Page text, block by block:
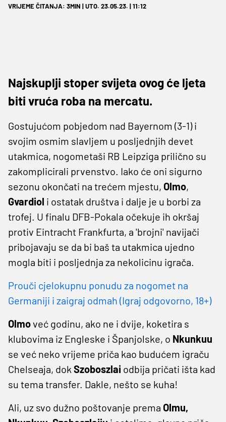
VRIJEME ČITANJA: 3MIN | UTO. 23.05.23. | 11:12
Najskuplji stoper svijeta ovog će ljeta
biti vruća roba na mercatu.
Gostujućom pobjedom nad Bayernom (3-1) i
svojim osmim slavljem u posljednjih devet
utakmica, nogometaši RB Leipziga prilično su
zakomplicirali prvenstvo. Iako će oni sigurno
sezonu okončati na trećem mjestu, Olmo,
Gvardiol i ostatak društva i dalje je u borbi za
trofej. U finalu DFB-Pokala očekuje ih okršaj
protiv Eintracht Frankfurta, a 'brojni' navijači
pribojavaju se da bi baš ta utakmica ujedno
mogla biti i posljednja za nekolicinu igrača.
Prouči cjelokupnu ponudu za nogomet na
Germaniji i zaigraj odmah (Igraj odgovorno, 18+)
Olmoveć godinu, ako ne i dvije, koketira s
klubovima iz Engleske i Španjolske, o Nkunkuu
se već neko vrijeme priča kao budućem igraču
Chelseaja, dok Szoboszlai odbija pričati išta kad
su tema transfer. Dakle, nešto se kuha!
Ali, uz svo dužno poštovanje prema Olmu,